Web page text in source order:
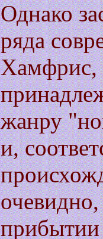
Однако
ряда
Хамфрис,
жанру
и,
очевидно,